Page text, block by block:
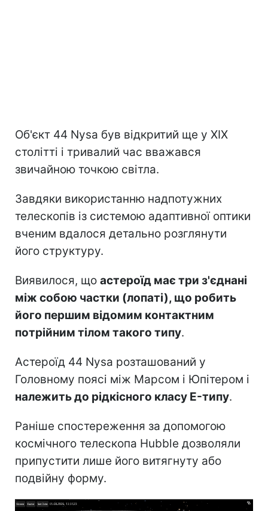
Об'єкт 44 Nysa був відкритий ще у XIX
столітті і тривалий час вважався
звичайною точкою світла.
Завдяки використанню надпотужних
телескопів із системою адаптивної оптики
вченим вдалося детально розглянути
його структуру.
Виявилося, що астероїд має три з'єднані
між собою частки (лопаті), що робить
його першим відомим контактним
потрійним тілом такого типу.
Астероїд 44 Nysa розташований у
Головному поясі між Марсом і Юпітером і
належить до рідкісного класу E-типу.
Раніше спостереження за допомогою
космічного телескопа Hubble дозволяли
припустити лише його витягнуту або
подвійну форму.